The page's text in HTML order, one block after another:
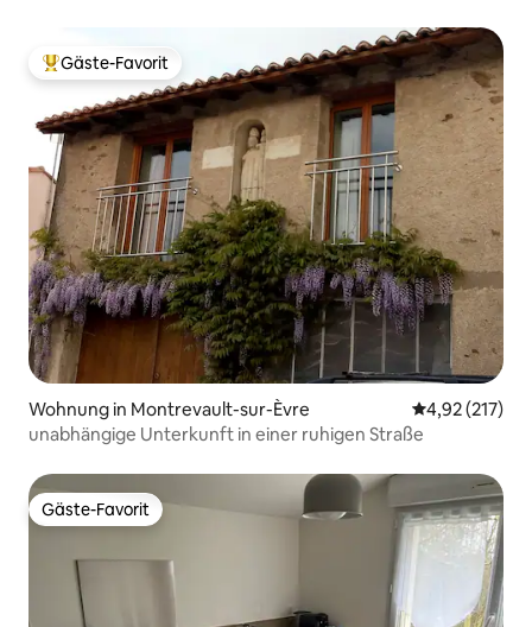
Beliebter Gäste-Favorit.
Gäste-Favorit
Wohnung in Montrevault-sur-Èvre
4,92 (217)
unabhängige Unterkunft in einer ruhigen Straße
Gäste-Favorit
Gäste-Favorit